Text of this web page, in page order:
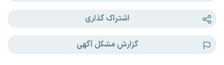
اشتراک گذاری
گزارش مشکل آگهی